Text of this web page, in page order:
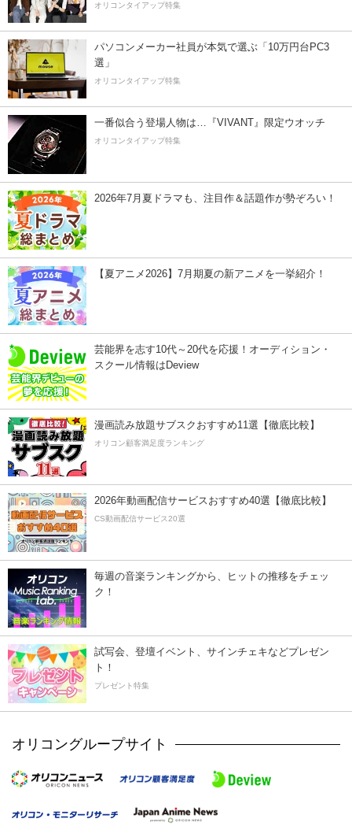
オリコンタイアップ特集
パソコンメーカー社員が本気で選ぶ「10万円台PC3
選」
オリコンタイアップ特集
一番似合う登場人物は…『VIVANT』限定ウオッチ
オリコンタイアップ特集
2026年7月夏ドラマも、注目作＆話題作が勢ぞろい！
【夏アニメ2026】7月期夏の新アニメを一挙紹介！
芸能界を志す10代～20代を応援！オーディション・
スクール情報はDeview
漫画読み放題サブスクおすすめ11選【徹底比較】
オリコン顧客満足度ランキング
2026年動画配信サービスおすすめ40選【徹底比較】
CS動画配信サービス20選
毎週の音楽ランキングから、ヒットの推移をチェッ
ク！
試写会、登壇イベント、サインチェキなどプレゼン
ト！
プレゼント特集
オリコングループサイト